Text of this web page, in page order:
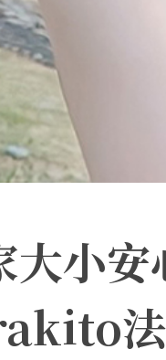
大小